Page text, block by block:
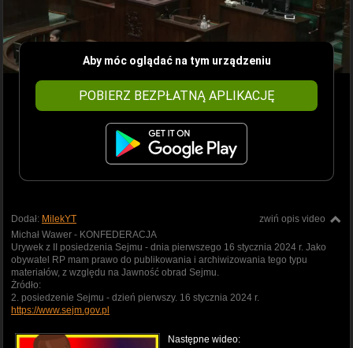
Aby móc oglądać na tym urządzeniu
POBIERZ BEZPŁATNĄ APLIKACJĘ
zwiń opis video
Dodał: MilekYT
Michał Wawer - KONFEDERACJA
Urywek z II posiedzenia Sejmu - dnia pierwszego 16 stycznia 2024 r. Jako
obywatel RP mam prawo do publikowania i archiwizowania tego typu
materiałów, z względu na Jawność obrad Sejmu.
Żródło:
2. posiedzenie Sejmu - dzień pierwszy. 16 stycznia 2024 r.
https://www.sejm.gov.pl
Następne wideo: